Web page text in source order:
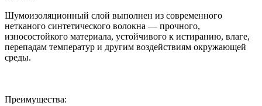
Шумоизоляционный слой выполнен из современного
нетканого синтетического волокна — прочного,
износостойкого материала, устойчивого к истиранию, влаге,
перепадам температур и другим воздействиям окружающей
среды.
Преимущества: